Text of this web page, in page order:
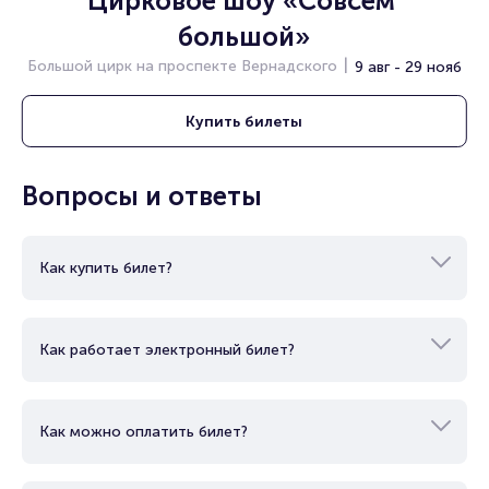
большой»
Большой цирк на проспекте Вернадского 9 авг - 29 нояб
Купить билеты
Вопросы и ответы
Как купить билет?
Как работает электронный билет?
Как можно оплатить билет?